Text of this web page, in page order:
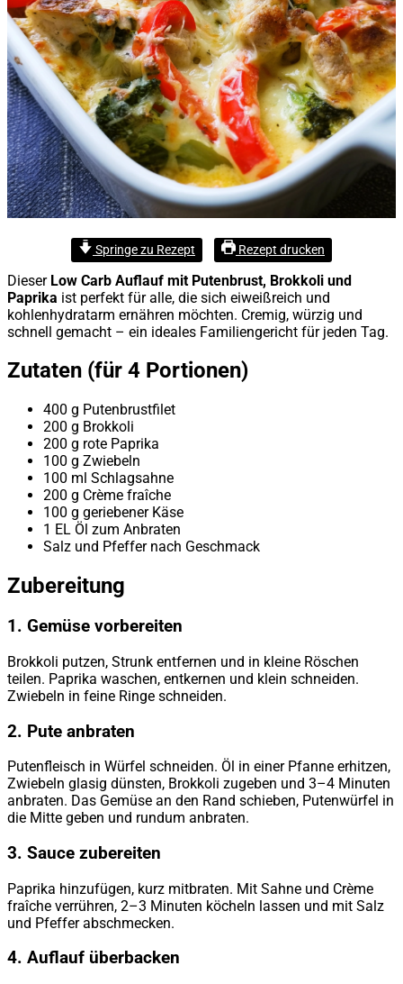
Springe zu Rezept Rezept drucken
Dieser Low Carb Auflauf mit Putenbrust, Brokkoli und
Paprika ist perfekt für alle, die sich eiweißreich und
kohlenhydratarm ernähren möchten. Cremig, würzig und
schnell gemacht – ein ideales Familiengericht für jeden Tag.
Zutaten (für 4 Portionen)
400 g Putenbrustfilet
200 g Brokkoli
200 g rote Paprika
100 g Zwiebeln
100 ml Schlagsahne
200 g Crème fraîche
100 g geriebener Käse
1 EL Öl zum Anbraten
Salz und Pfeffer nach Geschmack
Zubereitung
1. Gemüse vorbereiten
Brokkoli putzen, Strunk entfernen und in kleine Röschen
teilen. Paprika waschen, entkernen und klein schneiden.
Zwiebeln in feine Ringe schneiden.
2. Pute anbraten
Putenfleisch in Würfel schneiden. Öl in einer Pfanne erhitzen,
Zwiebeln glasig dünsten, Brokkoli zugeben und 3–4 Minuten
anbraten. Das Gemüse an den Rand schieben, Putenwürfel in
die Mitte geben und rundum anbraten.
3. Sauce zubereiten
Paprika hinzufügen, kurz mitbraten. Mit Sahne und Crème
fraîche verrühren, 2–3 Minuten köcheln lassen und mit Salz
und Pfeffer abschmecken.
4. Auflauf überbacken